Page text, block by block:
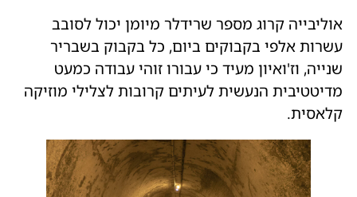
אוליבייה קרוג מספר שרידלר מיומן יכול לסובב
עשרות אלפי בקבוקים ביום, כל בקבוק בשבריר
שנייה, וז'ואיון מעיד כי עבורו זוהי עבודה כמעט
מדיטטיבית הנעשית לעיתים קרובות לצלילי מוזיקה
קלאסית.